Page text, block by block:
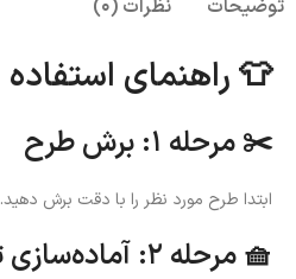
توضیحات نظرات (0)
👕 راهنمای
✂️ مرحله ۱: برش طرح
ابتدا طرح مورد نظر را با دقت برش
🧺 مرحله ۲: آماده‌سازی تیشرت